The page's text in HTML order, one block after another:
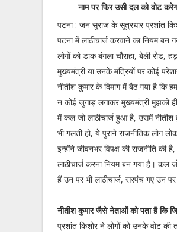
नाम पर फिर उसी दल को वोट
पटना : जन सुराज के सूत्रधार प्रशांत
पटना में लाठीचार्ज करवाने का नियम बन
लोगों को डाक बंगला चौराहा, बेली रोड,
मुख्यमंत्री या उनके मंत्रियों पर कोई
नीतीश कुमार के दिमाग में बैठ गया है कि
न कोई जुगाड़ लगाकर मुख्यमंत्री मुझको
में कल जो लाठीचार्ज हुआ है, उसमें नीतीश
भी गलती हो, ये पुराने राजनीतिक लोग
इन्होंने जीवनभर विपक्ष की राजनीति
लाठीचार्ज करना नियम बन गया है। कल
हैं उन पर भी लाठीचार्ज, सरपंच गए उन पर
नीतीश कुमार जैसे नेताओं को पता है कि
प्रशांत किशोर ने लोगों को उनके वोट